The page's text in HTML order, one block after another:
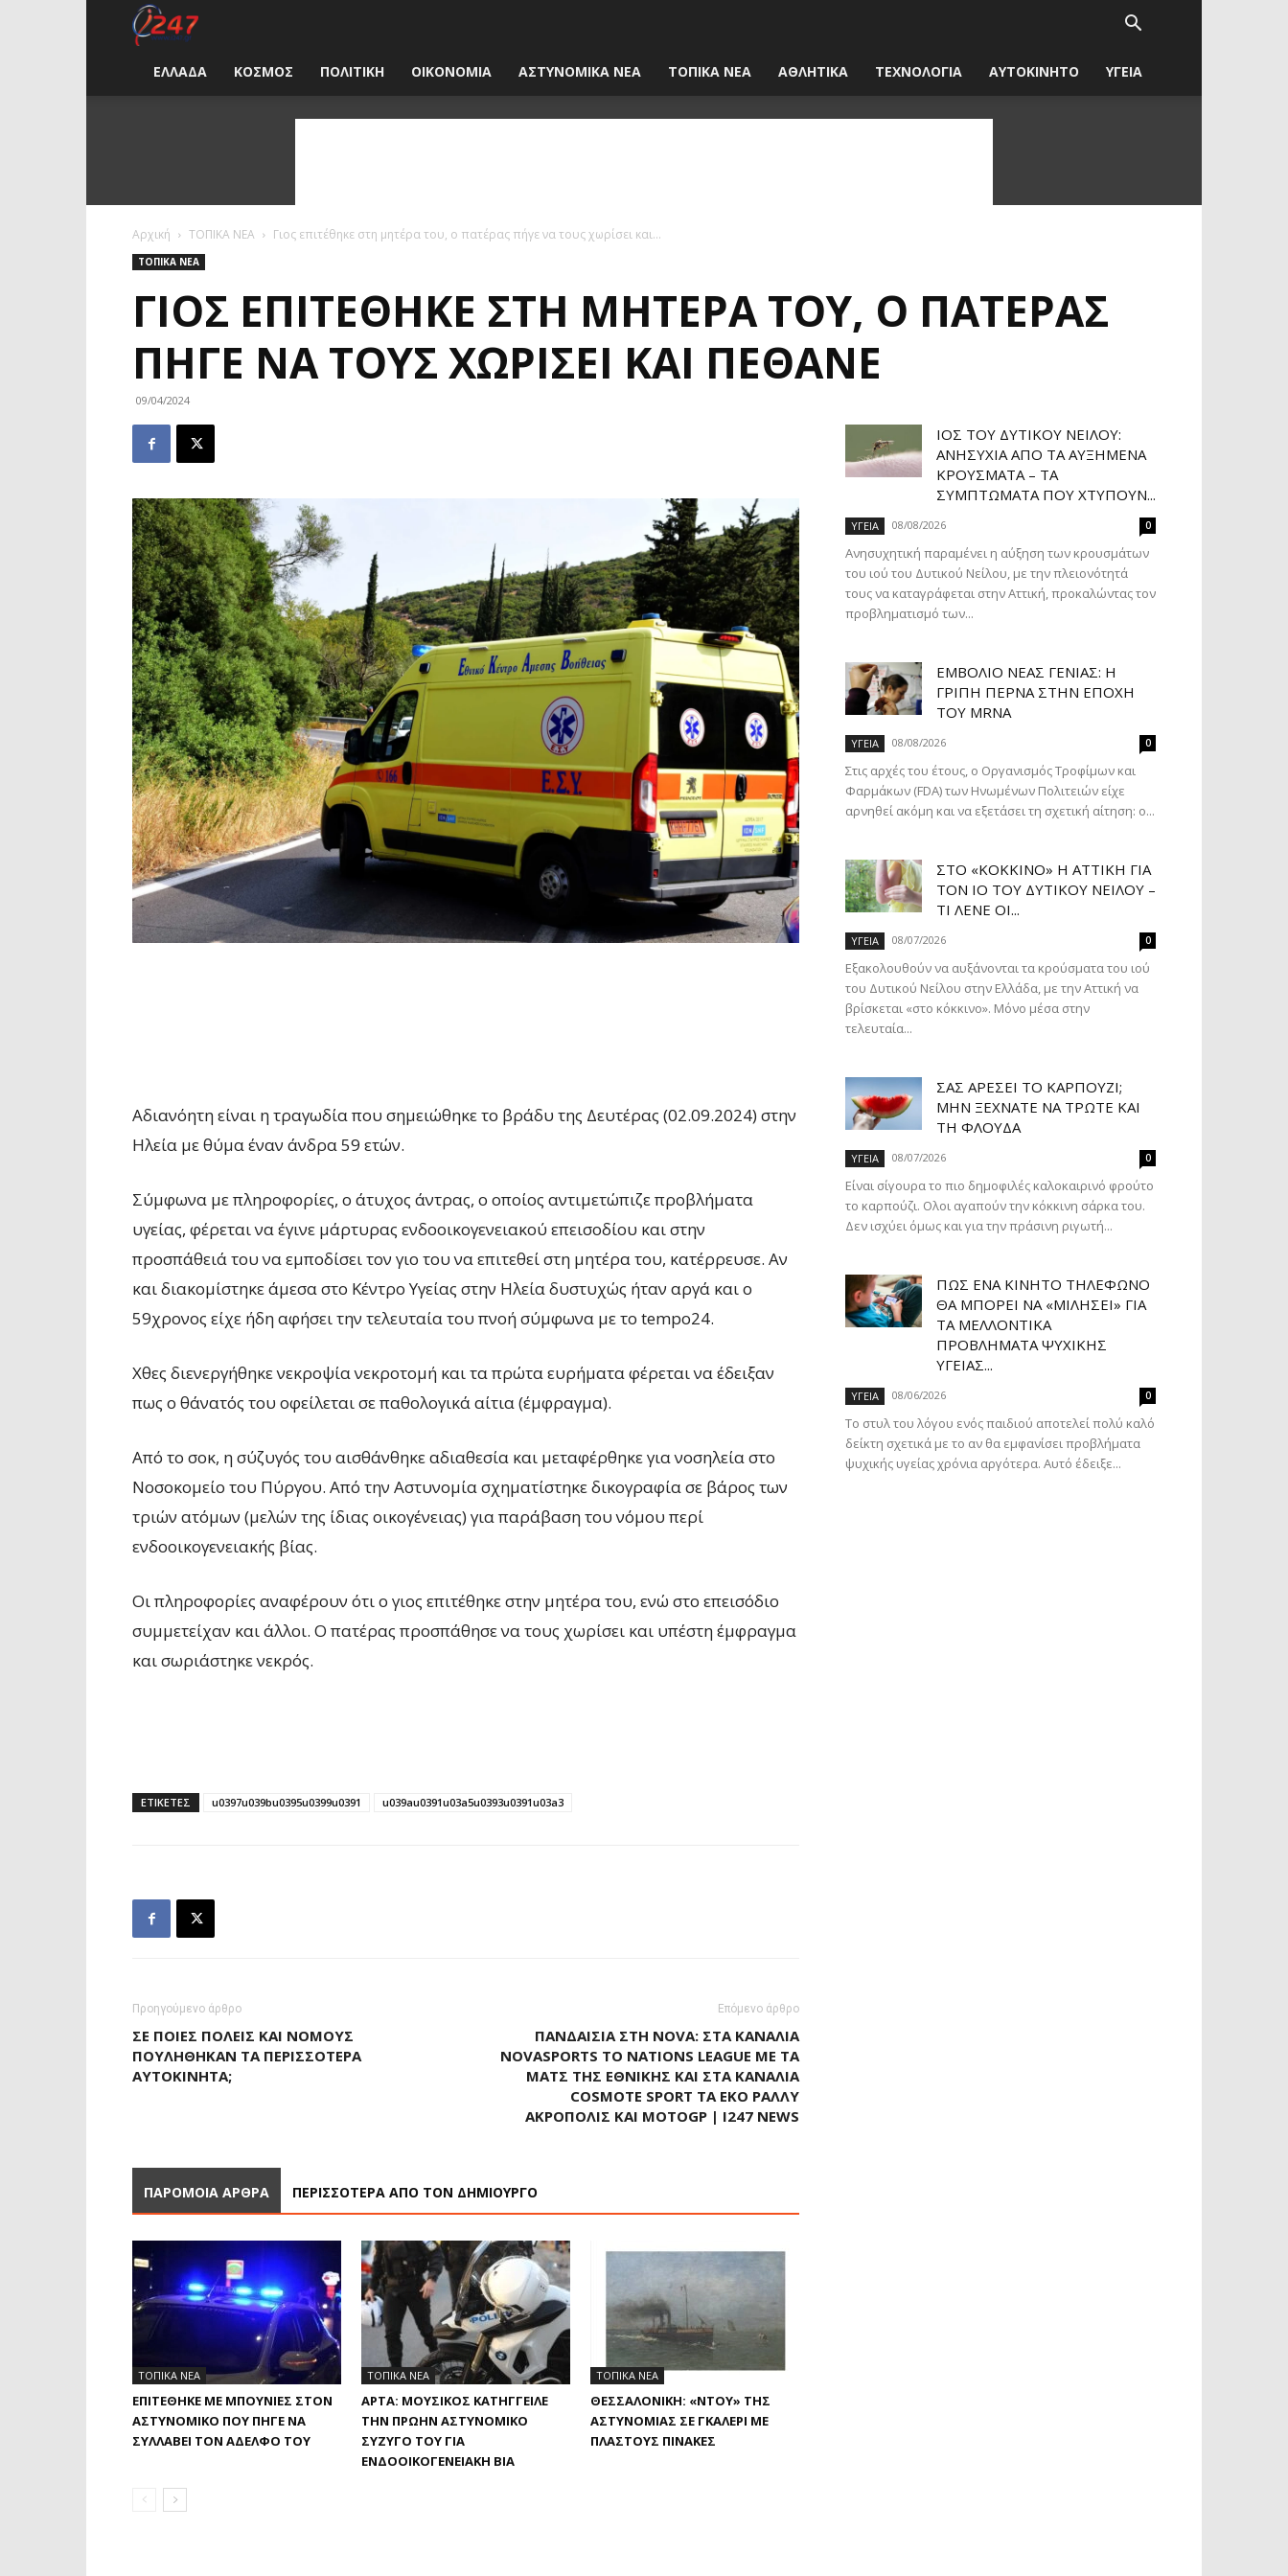
i247
News
ΕΛΛΑΔΑ ΚΟΣΜΟΣ ΠΟΛΙΤΙΚΗ ΟΙΚΟΝΟΜΙΑ ΑΣΤΥΝΟΜΙΚΑ ΝΕΑ ΤΟΠΙΚΑ ΝΕΑ ΑΘΛΗΤΙΚΑ ΤΕΧΝΟΛΟΓΙΑ ΑΥΤΟΚΙΝΗΤΟ ΥΓΕΙΑ
Αρχική ΤΟΠΙΚΑ ΝΕΑ Γιος επιτέθηκε στη μητέρα του, ο πατέρας πήγε να τους χωρίσει και...
ΤΟΠΙΚΑ ΝΕΑ
ΓΙΟΣ ΕΠΙΤΈΘΗΚΕ ΣΤΗ ΜΗΤΈΡΑ ΤΟΥ, Ο ΠΑΤΈΡΑΣ
ΠΉΓΕ ΝΑ ΤΟΥΣ ΧΩΡΊΣΕΙ ΚΑΙ ΠΈΘΑΝΕ
09/04/2024
Αδιανόητη είναι η τραγωδία που σημειώθηκε το βράδυ της Δευτέρας (02.09.2024) στην
Ηλεία με θύμα έναν άνδρα 59 ετών.
Σύμφωνα με πληροφορίες, ο άτυχος άντρας, ο οποίος αντιμετώπιζε προβλήματα
υγείας, φέρεται να έγινε μάρτυρας ενδοοικογενειακού επεισοδίου και στην
προσπάθειά του να εμποδίσει τον γιο του να επιτεθεί στη μητέρα του, κατέρρευσε. Αν
και διακομίστηκε άμεσα στο Κέντρο Υγείας στην Ηλεία δυστυχώς ήταν αργά και ο
59χρονος είχε ήδη αφήσει την τελευταία του πνοή σύμφωνα με το tempo24.
Χθες διενεργήθηκε νεκροψία νεκροτομή και τα πρώτα ευρήματα φέρεται να έδειξαν
πως ο θάνατός του οφείλεται σε παθολογικά αίτια (έμφραγμα).
Από το σοκ, η σύζυγός του αισθάνθηκε αδιαθεσία και μεταφέρθηκε για νοσηλεία στο
Νοσοκομείο του Πύργου. Από την Αστυνομία σχηματίστηκε δικογραφία σε βάρος των
τριών ατόμων (μελών της ίδιας οικογένειας) για παράβαση του νόμου περί
ενδοοικογενειακής βίας.
Οι πληροφορίες αναφέρουν ότι ο γιος επιτέθηκε στην μητέρα του, ενώ στο επεισόδιο
συμμετείχαν και άλλοι. Ο πατέρας προσπάθησε να τους χωρίσει και υπέστη έμφραγμα
και σωριάστηκε νεκρός.
ΕΤΙΚΕΤΕΣ u0397u039bu0395u0399u0391 u039au0391u03a5u0393u0391u03a3
Προηγούμενο άρθρο
ΣΕ ΠΟΙΕΣ ΠΌΛΕΙΣ ΚΑΙ ΝΟΜΟΎΣ
ΠΟΥΛΉΘΗΚΑΝ ΤΑ ΠΕΡΙΣΣΌΤΕΡΑ
ΑΥΤΟΚΊΝΗΤΑ;
Επόμενο άρθρο
ΠΑΝΔΑΙΣΊΑ ΣΤΗ NOVA: ΣΤΑ ΚΑΝΆΛΙΑ
NOVASPORTS ΤΟ NATIONS LEAGUE ΜΕ ΤΑ
ΜΑΤΣ ΤΗΣ ΕΘΝΙΚΉΣ ΚΑΙ ΣΤΑ ΚΑΝΆΛΙΑ
COSMOTE SPORT ΤΑ EKO ΡΆΛΛΥ
ΑΚΡΌΠΟΛΙΣ ΚΑΙ MOTOGP | I247 NEWS
ΠΑΡΟΜΟΙΑ ΑΡΘΡΑ ΠΕΡΙΣΣΟΤΕΡΑ ΑΠΟ ΤΟΝ ΔΗΜΙΟΥΡΓΟ
ΤΟΠΙΚΑ ΝΕΑ
ΕΠΙΤΈΘΗΚΕ ΜΕ ΜΠΟΥΝΙΈΣ ΣΤΟΝ
ΑΣΤΥΝΟΜΙΚΌ ΠΟΥ ΠΉΓΕ ΝΑ
ΣΥΛΛΆΒΕΙ ΤΟΝ ΑΔΕΛΦΌ ΤΟΥ
ΤΟΠΙΚΑ ΝΕΑ
ΆΡΤΑ: ΜΟΥΣΙΚΌΣ ΚΑΤΉΓΓΕΙΛΕ
ΤΗΝ ΠΡΏΗΝ ΑΣΤΥΝΟΜΙΚΌ
ΣΎΖΥΓΌ ΤΟΥ ΓΙΑ
ΕΝΔΟΟΙΚΟΓΕΝΕΙΑΚΉ ΒΊΑ
ΤΟΠΙΚΑ ΝΕΑ
ΘΕΣΣΑΛΟΝΊΚΗ: «ΝΤΟΥ» ΤΗΣ
ΑΣΤΥΝΟΜΊΑΣ ΣΕ ΓΚΑΛΕΡΊ ΜΕ
ΠΛΑΣΤΟΎΣ ΠΊΝΑΚΕΣ
ΙΌΣ ΤΟΥ ΔΥΤΙΚΟΎ ΝΕΊΛΟΥ:
ΑΝΗΣΥΧΊΑ ΑΠΌ ΤΑ ΑΥΞΗΜΈΝΑ
ΚΡΟΎΣΜΑΤΑ – ΤΑ
ΣΥΜΠΤΏΜΑΤΑ ΠΟΥ ΧΤΥΠΟΎΝ...
ΥΓΕΙΑ 08/08/2026 0
Ανησυχητική παραμένει η αύξηση των κρουσμάτων
του ιού του Δυτικού Νείλου, με την πλειονότητά
τους να καταγράφεται στην Αττική, προκαλώντας τον
προβληματισμό των...
ΕΜΒΌΛΙΟ ΝΈΑΣ ΓΕΝΙΆΣ: Η
ΓΡΊΠΗ ΠΕΡΝΆ ΣΤΗΝ ΕΠΟΧΉ
ΤΟΥ MRNA
ΥΓΕΙΑ 08/08/2026 0
Στις αρχές του έτους, ο Οργανισμός Τροφίμων και
Φαρμάκων (FDA) των Ηνωμένων Πολιτειών είχε
αρνηθεί ακόμη και να εξετάσει τη σχετική αίτηση: ο...
ΣΤΟ «ΚΌΚΚΙΝΟ» Η ΑΤΤΙΚΉ ΓΙΑ
ΤΟΝ ΙΌ ΤΟΥ ΔΥΤΙΚΟΎ ΝΕΊΛΟΥ –
ΤΙ ΛΈΝΕ ΟΙ...
ΥΓΕΙΑ 08/07/2026 0
Εξακολουθούν να αυξάνονται τα κρούσματα του ιού
του Δυτικού Νείλου στην Ελλάδα, με την Αττική να
βρίσκεται «στο κόκκινο». Μόνο μέσα στην
τελευταία...
ΣΑΣ ΑΡΈΣΕΙ ΤΟ ΚΑΡΠΟΎΖΙ;
ΜΗΝ ΞΕΧΝΆΤΕ ΝΑ ΤΡΏΤΕ ΚΑΙ
ΤΗ ΦΛΟΎΔΑ
ΥΓΕΙΑ 08/07/2026 0
Eίναι σίγουρα το πιο δημοφιλές καλοκαιρινό φρούτο
το καρπούζι. Ολοι αγαπούν την κόκκινη σάρκα του.
Δεν ισχύει όμως και για την πράσινη ριγωτή...
ΠΏΣ ΈΝΑ ΚΙΝΗΤΌ ΤΗΛΈΦΩΝΟ
ΘΑ ΜΠΟΡΕΊ ΝΑ «ΜΙΛΉΣΕΙ» ΓΙΑ
ΤΑ ΜΕΛΛΟΝΤΙΚΆ
ΠΡΟΒΛΉΜΑΤΑ ΨΥΧΙΚΉΣ
ΥΓΕΊΑΣ...
ΥΓΕΙΑ 08/06/2026 0
Το στυλ του λόγου ενός παιδιού αποτελεί πολύ καλό
δείκτη σχετικά με το αν θα εμφανίσει προβλήματα
ψυχικής υγείας χρόνια αργότερα. Αυτό έδειξε...